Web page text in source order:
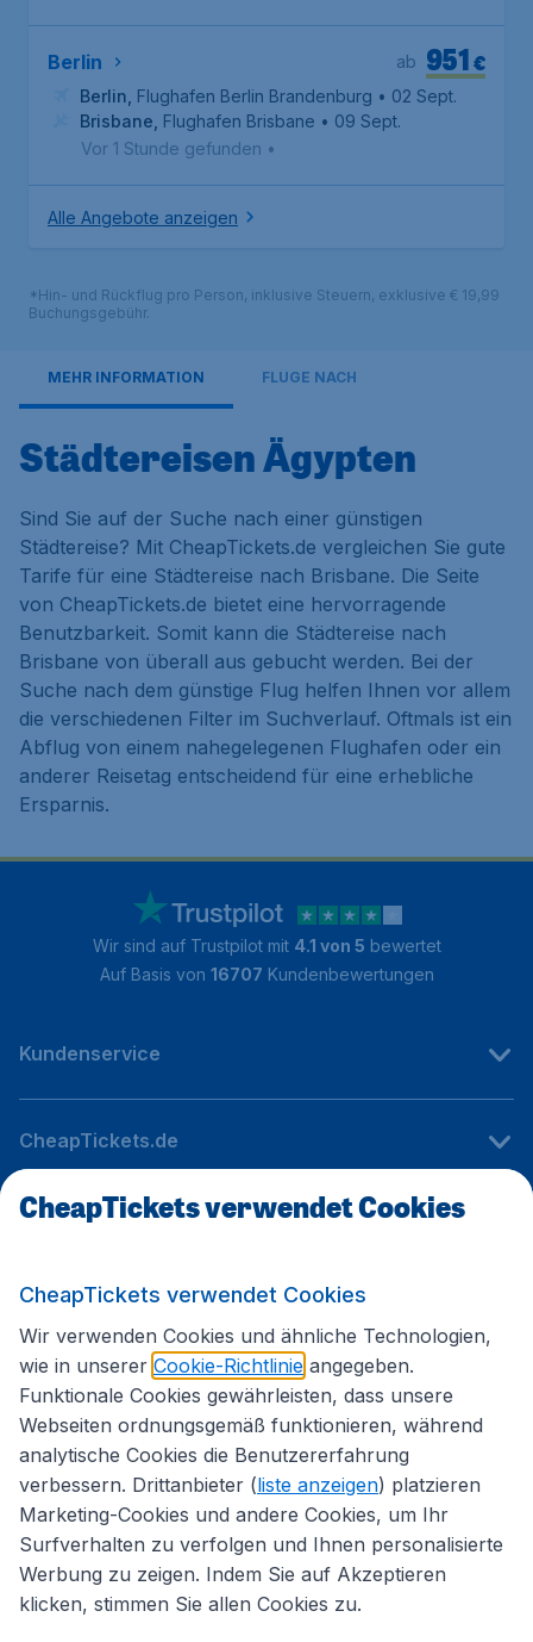
Berlin €
951
ab
Berlin Flughafen Berlin Brandenburg • 02 Sept.
Brisbane Flughafen Brisbane • 09 Sept.
Vor 1 Stunde gefunden •
Alle Angebote anzeigen
*Hin- und Rückflug pro Person, inklusive Steuern, exklusive € 19,99
Buchungsgebühr.
MEHR INFORMATION FLÜGE NACH
Städtereisen Ägypten
Sind Sie auf der Suche nach einer günstigen
Städtereise? Mit CheapTickets.de vergleichen Sie gute
Tarife für eine Städtereise nach Brisbane. Die Seite
von CheapTickets.de bietet eine hervorragende
Benutzbarkeit. Somit kann die Städtereise nach
Brisbane von überall aus gebucht werden. Bei der
Suche nach dem günstige Flug helfen Ihnen vor allem
die verschiedenen Filter im Suchverlauf. Oftmals ist ein
Abflug von einem nahegelegenen Flughafen oder ein
anderer Reisetag entscheidend für eine erhebliche
Ersparnis.
Wir sind auf Trustpilot mit 4.1 von 5 bewertet
Auf Basis von 16707 Kundenbewertungen
Kundenservice
CheapTickets.de
Internationale Webseiten
Folgen Sie uns:
CheapTickets verwendet Cookies
CheapTickets verwendet Cookies
Wir verwenden Cookies und ähnliche Technologien,
wie in unserer Cookie-Richtlinie angegeben.
Funktionale Cookies gewährleisten, dass unsere
Webseiten ordnungsgemäß funktionieren, während
analytische Cookies die Benutzererfahrung
verbessern. Drittanbieter (liste anzeigen) platzieren
Marketing-Cookies und andere Cookies, um Ihr
Surfverhalten zu verfolgen und Ihnen personalisierte
Werbung zu zeigen. Indem Sie auf Akzeptieren
klicken, stimmen Sie allen Cookies zu.